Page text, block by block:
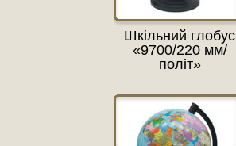
Шкільний глобус
«9700/220 мм/
політ»